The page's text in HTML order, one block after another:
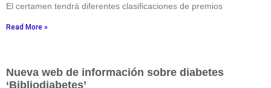
El certamen tendrá diferentes clasificaciones de premios
Read More »
Nueva web de información sobre diabetes
‘Bibliodiabetes’